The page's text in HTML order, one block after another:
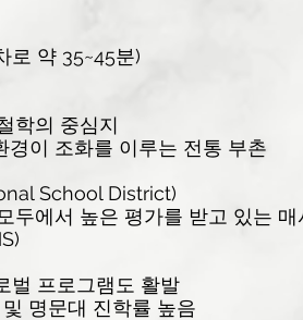
로 약 35~45분)
학의 중심지
경이 조화를 이루는 전통 부촌
School District)
에서 높은 평가를 받고 있는
벌 프로그램도 활발
명문대 진학률 높음